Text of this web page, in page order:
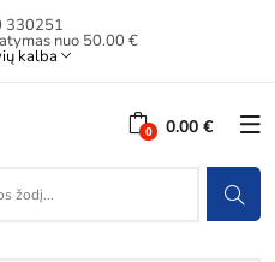
330251
nuo 50.00 €
kalba
0.00 €